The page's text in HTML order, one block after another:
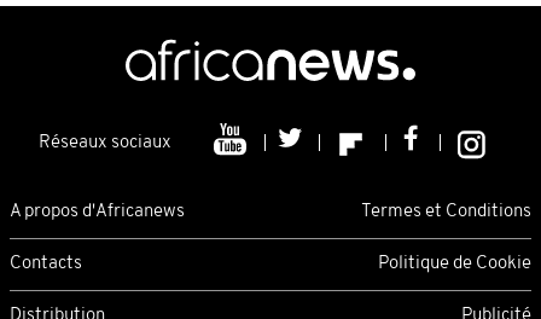
Réseaux sociaux
A propos d'Africanews Termes et Conditions
Contacts Politique de Cookie